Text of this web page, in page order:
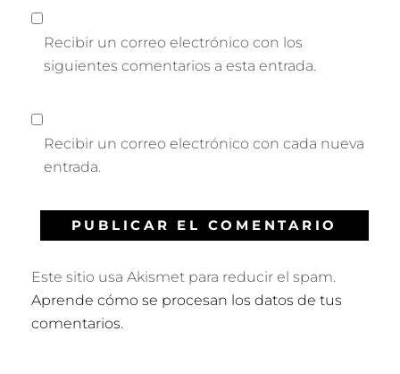
Recibir un correo electrónico con los
siguientes comentarios a esta entrada.
Recibir un correo electrónico con cada nueva
entrada.
Este sitio usa Akismet para reducir el spam.
Aprende cómo se procesan los datos de tus
comentarios.